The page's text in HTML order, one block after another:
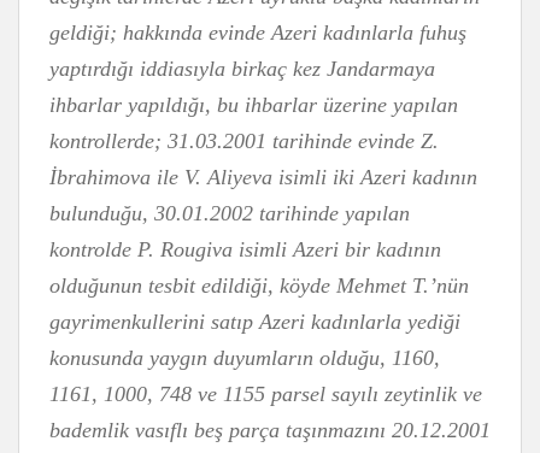
geldiği; hakkında evinde Azeri kadınlarla fuhuş
yaptırdığı iddiasıyla birkaç kez Jandarmaya
ihbarlar yapıldığı, bu ihbarlar üzerine yapılan
kontrollerde; 31.03.2001 tarihinde evinde Z.
İbrahimova ile V. Aliyeva isimli iki Azeri kadının
bulunduğu, 30.01.2002 tarihinde yapılan
kontrolde P. Rougiva isimli Azeri bir kadının
olduğunun tesbit edildiği, köyde Mehmet T.’nün
gayrimenkullerini satıp Azeri kadınlarla yediği
konusunda yaygın duyumların olduğu, 1160,
1161, 1000, 748 ve 1155 parsel sayılı zeytinlik ve
bademlik vasıflı beş parça taşınmazını 20.12.2001